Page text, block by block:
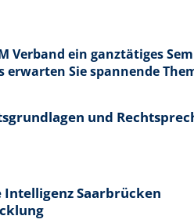
Verband ein ganztätiges
erwarten Sie spannende
und
Saarbrücken